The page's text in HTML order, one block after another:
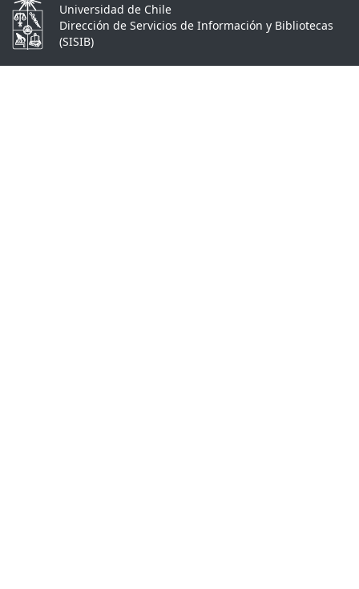
Universidad de Chile
Dirección de Servicios de Información y Bibliotecas
(SISIB)